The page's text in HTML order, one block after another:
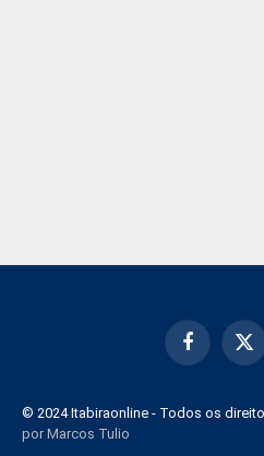
Facebook
X
© 2024 Itabiraonline - Todos os
por Marcos Tulio